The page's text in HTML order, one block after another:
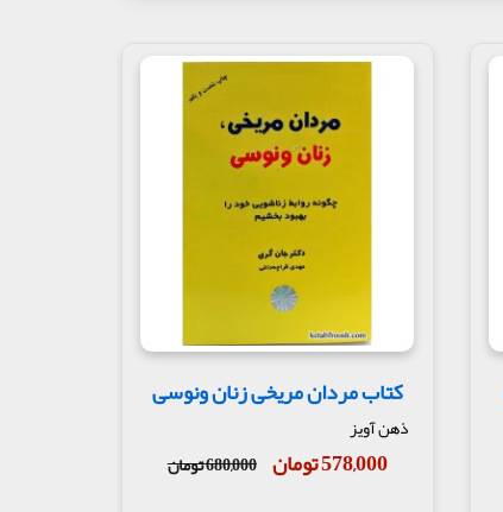
کتاب مردان مریخی زنان ونوسی
ذهن آویز
578,000 تومان 680,000 تومان